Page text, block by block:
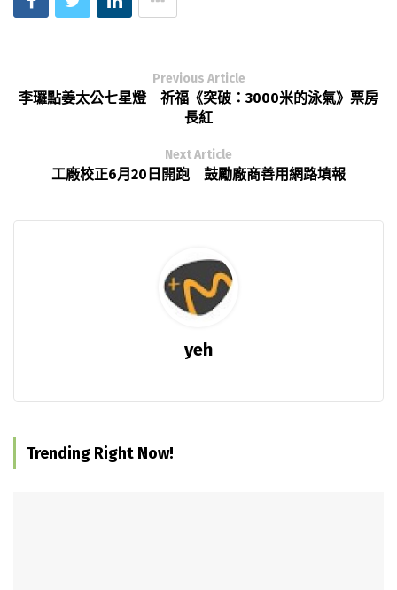
Previous Article
李㼈點姜太公七星燈 祈福《突破：3000米的泳氣》票房
長紅
Next Article
工廠校正6月20日開跑 鼓勵廠商善用網路填報
yeh
Trending Right Now!